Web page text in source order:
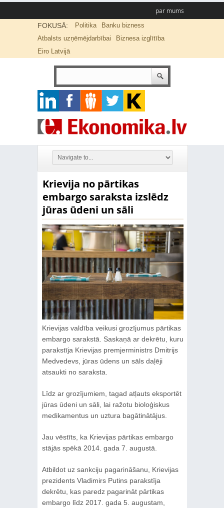
par mums
FOKUSĀ: Politika
Banku bizness
Atbalsts uzņēmējdarbībai
Biznesa izglītība
Eiro Latvijā
Krievija no pārtikas
embargo saraksta izslēdz
jūras ūdeni un sāli
Krievijas valdība veikusi grozījumus pārtikas
embargo sarakstā. Saskaņā ar dekrētu, kuru
parakstīja Krievijas premjerministrs Dmitrijs
Medvedevs, jūras ūdens un sāls daļēji
atsaukti no saraksta.
Līdz ar grozījumiem, tagad atļauts eksportēt
jūras ūdeni un sāli, lai ražotu bioloģiskus
medikamentus un uztura bagātinātājus.
Jau vēstīts, ka Krievijas pārtikas embargo
stājās spēkā 2014. gada 7. augustā.
Atbildot uz sankciju pagarināšanu, Krievijas
prezidents Vladimirs Putins parakstīja
dekrētu, kas paredz pagarināt pārtikas
embargo līdz 2017. gada 5. augustam,